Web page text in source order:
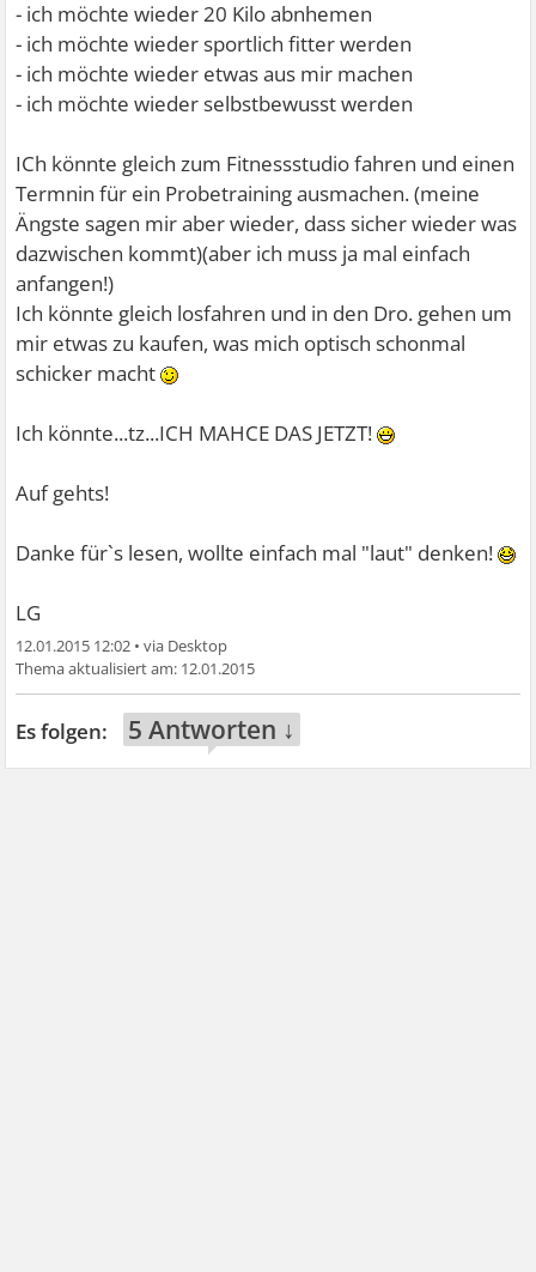
- ich möchte wieder 20 Kilo abnhemen
- ich möchte wieder sportlich fitter werden
- ich möchte wieder etwas aus mir machen
- ich möchte wieder selbstbewusst werden
ICh könnte gleich zum Fitnessstudio fahren und einen
Termnin für ein Probetraining ausmachen. (meine
Ängste sagen mir aber wieder, dass sicher wieder was
dazwischen kommt)(aber ich muss ja mal einfach
anfangen!)
Ich könnte gleich losfahren und in den Dro. gehen um
mir etwas zu kaufen, was mich optisch schonmal
schicker macht
Ich könnte...tz...ICH MAHCE DAS JETZT!
Auf gehts!
Danke für`s lesen, wollte einfach mal "laut" denken!
LG
12.01.2015 12:02 •
12.01.2015
5 Antworten ↓